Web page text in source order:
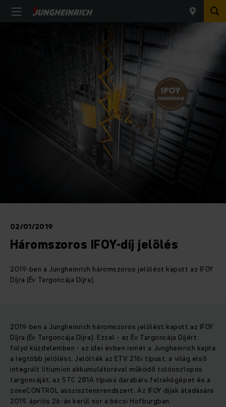
02/01/2019
Háromszoros IFOY-díj jelölés
2019-ben a Jungheinrich háromszoros jelölést kapott az IFOY
Díjra (Év Targoncája Díjra).
2019-ben a Jungheinrich háromszoros jelölést kapott az IFOY
Díjra (Év Targoncája Díjra). Ezzel - az Év Targoncája Díjért
folyó küzdelemben - az idei évben ismét a Jungheinrich kapta
a legtöbb jelölést. Jelölték az ETV 216i típust, a világ első
integrált lítiumion akkumulátorával működő tolóoszlopos
targoncáját, az STC 2B1A típusú darabáru felrakógépet és a
zoneCONTROL asszisztensrendszert. Az IFOY díjak átadására
2019. április 26-án kerül sor a bécsi Hofburgban.